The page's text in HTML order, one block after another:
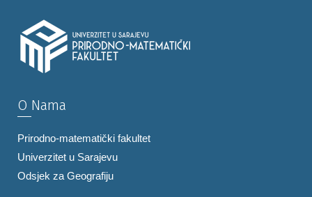
O Nama
Prirodno-matematički fakultet
Univerzitet u Sarajevu
Odsjek za Geografiju